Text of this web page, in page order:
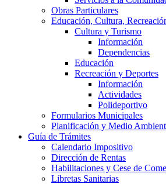
Obras Particulares
Educación, Cultura,
Cultura y Turismo
Información
Dependencias
Educación
Recreación y Deportes
Información
Actividades
Polideportivo
Formularios Municipales
Planificación y Medio
Guía de Trámites
Calendario Impositivo
Dirección de Rentas
Habilitaciones y Cese de
Libretas Sanitarias